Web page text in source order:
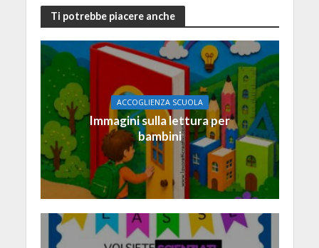
Ti potrebbe piacere anche
ACCOGLIENZA SCUOLA
Immagini sulla lettura per
bambini